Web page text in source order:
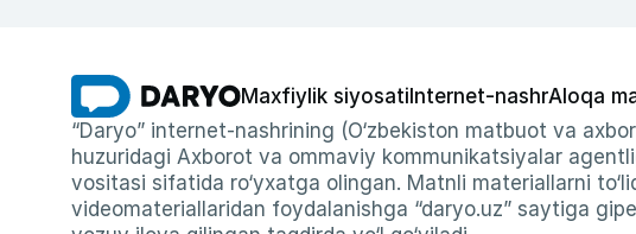
Maxfiylik siyosati Internet-nashrAloqa
“Daryo” internet-nashrining (O‘zbekiston matbuot va
huzuridagi Axborot va ommaviy kommunikatsiyalar
vositasi sifatida ro‘yxatga olingan. Matnli materiallarni
videomateriallaridan foydalanishga “daryo.uz” saytiga